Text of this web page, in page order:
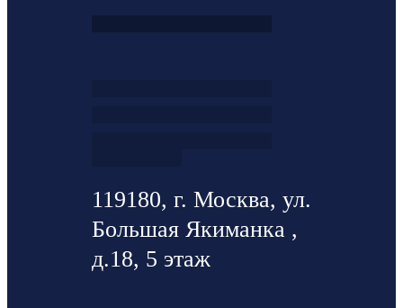
119180, г. Москва, ул.
Большая Якиманка ,
д.18, 5 этаж